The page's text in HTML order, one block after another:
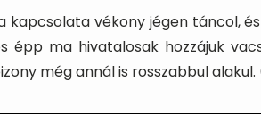
kapcsolata vékony jégen táncol,
épp ma hivatalosak hozzájuk
még annál is rosszabbul